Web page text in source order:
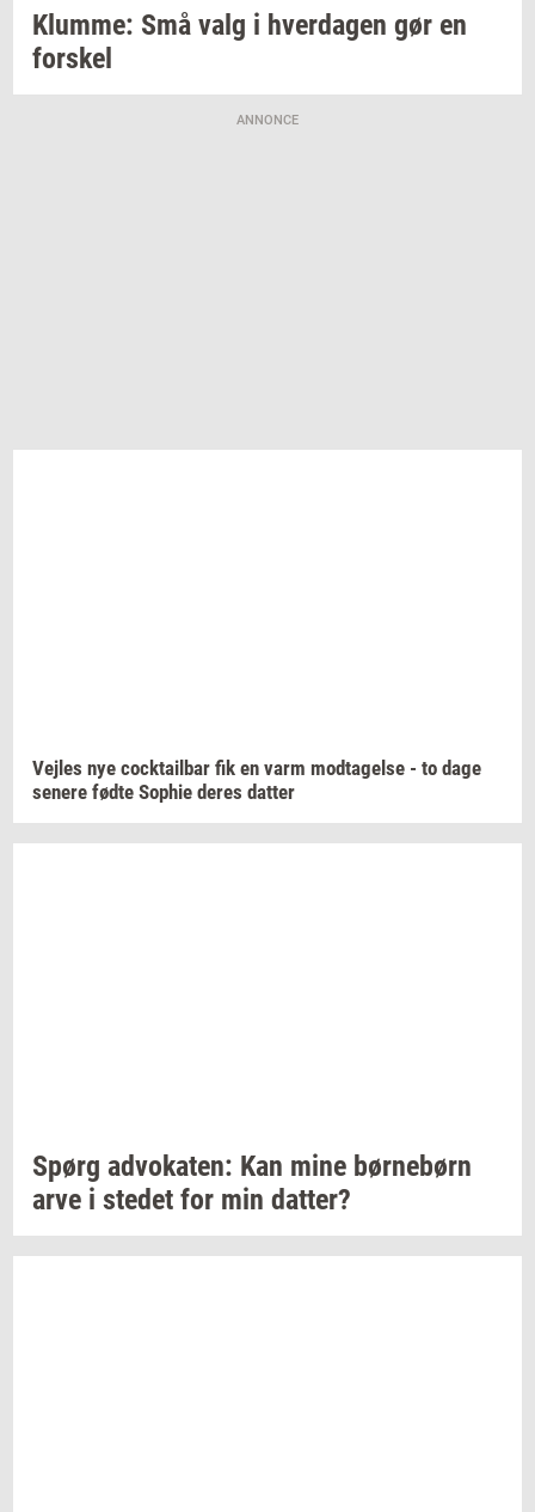
Klum­me: Små valg i hver­da­gen gør en
for­skel
ANNONCE
Vej­les nye co­ck­tail­bar fik en varm mod­ta­gel­se - to dage
se­ne­re fødte Sop­hie deres dat­ter
Spørg ad­vo­ka­ten: Kan mine bør­ne­børn
arve i ste­det for min dat­ter?